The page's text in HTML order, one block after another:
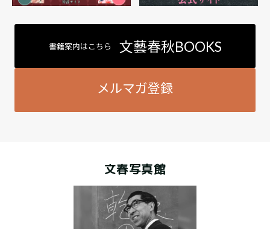
書籍案内はこちら 文藝春秋BOOKS
メルマガ登録
文春写真館